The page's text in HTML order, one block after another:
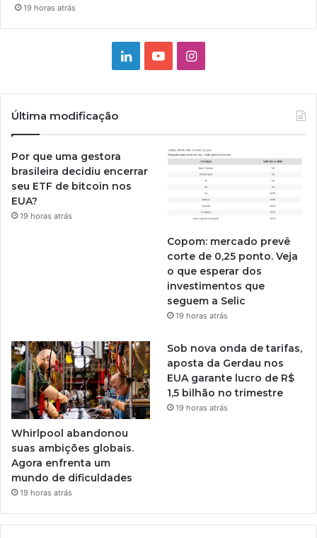
19 horas atrás
LinkedinYouTubeInstagram
Última modificação
Por que uma gestora
brasileira decidiu encerrar
seu ETF de bitcoin nos
EUA?
19 horas atrás
Copom: mercado prevê
corte de 0,25 ponto. Veja
o que esperar dos
investimentos que
seguem a Selic
19 horas atrás
Whirlpool abandonou
suas ambições globais.
Agora enfrenta um
mundo de dificuldades
19 horas atrás
Sob nova onda de tarifas,
aposta da Gerdau nos
EUA garante lucro de R$
1,5 bilhão no trimestre
19 horas atrás